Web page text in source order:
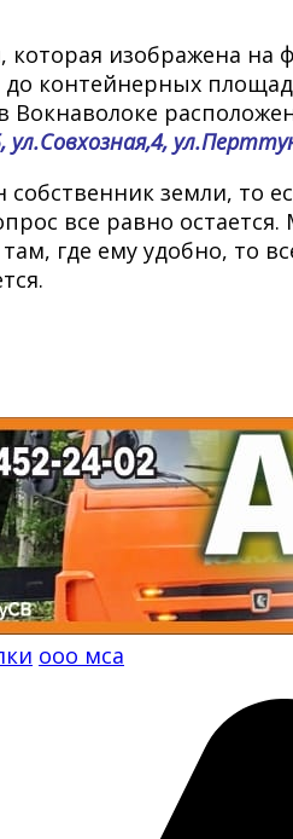
изображена на
контейнерных
Вокнаволоке
ул.Совхозная,4,
земли, то
все равно
где ему удобно, то
ооо мса